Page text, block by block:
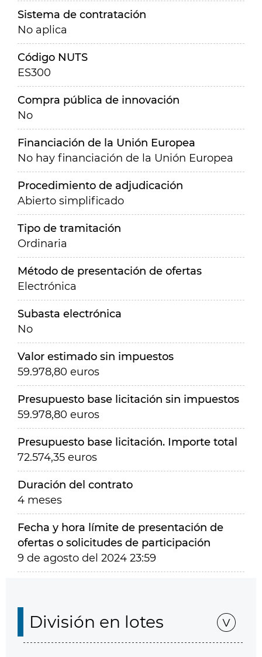
Sistema de contratación
No aplica
Código NUTS
ES300
Compra pública de innovación
No
Financiación de la Unión Europea
No hay financiación de la Unión Europea
Procedimiento de adjudicación
Abierto simplificado
Tipo de tramitación
Ordinaria
Método de presentación de ofertas
Electrónica
Subasta electrónica
No
Valor estimado sin impuestos
59.978,80 euros
Presupuesto base licitación sin impuestos
59.978,80 euros
Presupuesto base licitación. Importe total
72.574,35 euros
Duración del contrato
4 meses
Fecha y hora límite de presentación de
ofertas o solicitudes de participación
9 de agosto del 2024 23:59
División en lotes